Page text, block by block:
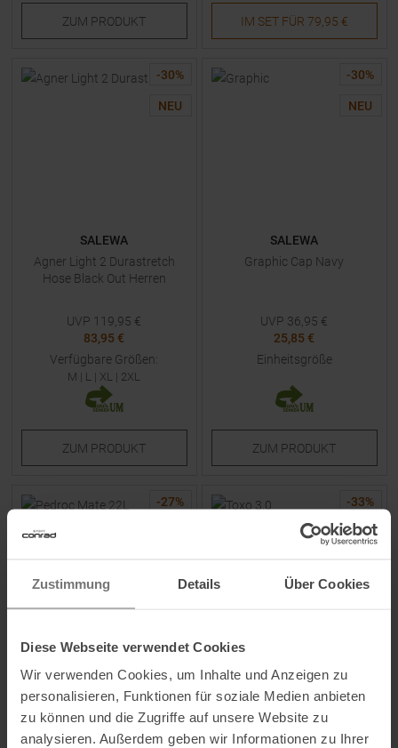
Zustimmung Details Über Cookies
Diese Webseite verwendet Cookies
Wir verwenden Cookies, um Inhalte und Anzeigen zu
personalisieren, Funktionen für soziale Medien anbieten
zu können und die Zugriffe auf unsere Website zu
analysieren. Außerdem geben wir Informationen zu Ihrer
ZUM PRODUKT IM SET FÜR 79,95 €
-30%
NEU
SALEWA
Agner Light 2 Durastretch
Hose Black Out Herren
UVP 119,95 €
83,95 €
Verfügbare Größen:
M | L | XL | 2XL
ZUM PRODUKT
-30%
NEU
SALEWA
Graphic Cap Navy
UVP 36,95 €
25,85 €
Einheitsgröße
ZUM PRODUKT
-27%
SALEWA
Pedroc Mate 22L Rucksack
Faded Green
-33%
NEU
SALEWA
Toxo 3.0 Helm Blue